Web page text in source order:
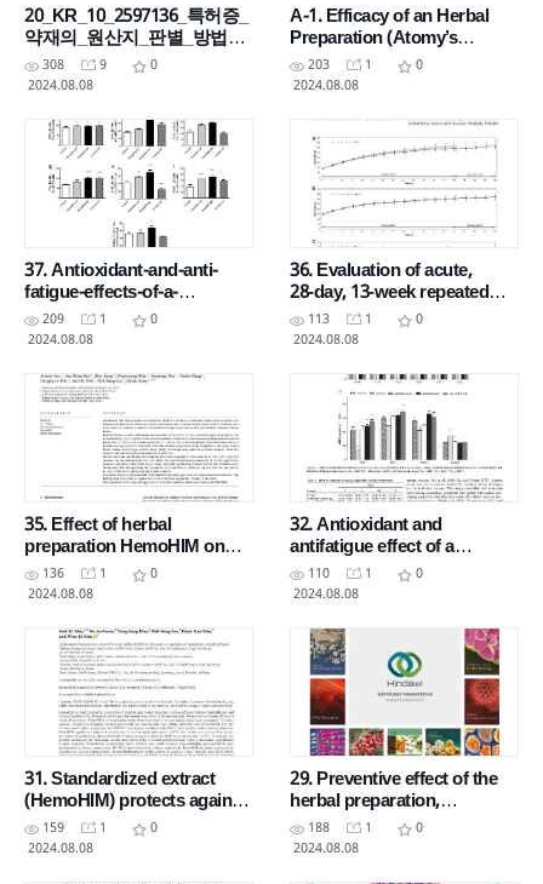
20_KR_10_2597136_특허증_
약재의_원산지_판별_방법_
및_약재의_원산지_혼합_비
율_판별_방법
308 9
0
2024.08.08
A-1. Efficacy of an Herbal
Preparation (Atomy’s
HemoHIM®) against
Ventilator-associated
203 1
0
2024.08.08
37. Antioxidant-and-anti-
fatigue-effects-of-a-
standardized-botanical-
extract-fraction-(hemohim)
209 1
0
2024.08.08
36. Evaluation of acute,
28‑day, 13‑week repeated
dose oral toxicity_HemoHIM
G
113 1
0
2024.08.08
35. Effect of herbal
preparation HemoHIM on
fatigue level and exercise
performanc_A randomized
136 1
0
2024.08.08
32. Antioxidant and
antifatigue effect of a
standardized fraction
(HemoHIM) from Angelica
110 1
0
2024.08.08
31. Standardized extract
(HemoHIM) protects against
scopolamine-induced
amnesia in a murine model
159 1
0
2024.08.08
29. Preventive effect of the
herbal preparation,
HemoHIM, on cisplatin-
induced immune
188 1
0
2024.08.08